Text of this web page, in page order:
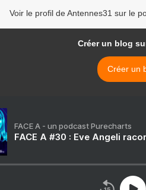
Voir le profil de Antennes31 sur le
Créer un blog
Créer un
FACE A - un podcast Purecharts
FACE A #30 : Eve Angeli